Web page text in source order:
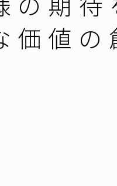
価値の